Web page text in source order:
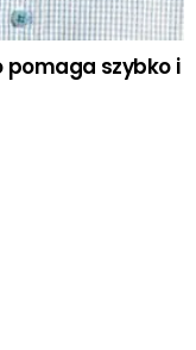
pomaga szybko i